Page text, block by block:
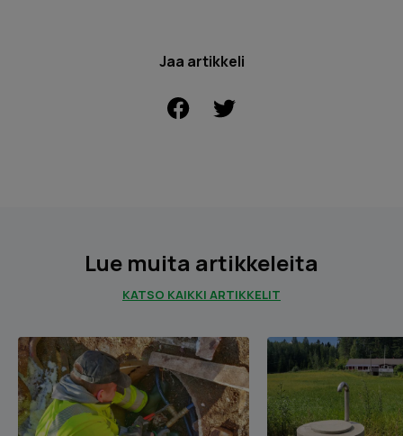
Jaa artikkeli
FACEBOOK
Lue muita artikkeleita
KATSO KAIKKI ARTIKKELIT